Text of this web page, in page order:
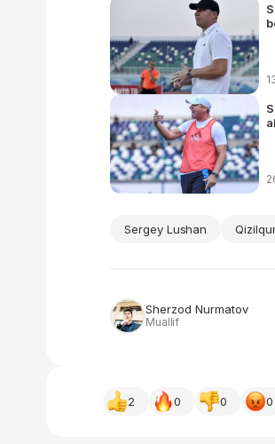
Sergey Lushan
Sherzod Nurmatov
Muallif
2 0 0 0